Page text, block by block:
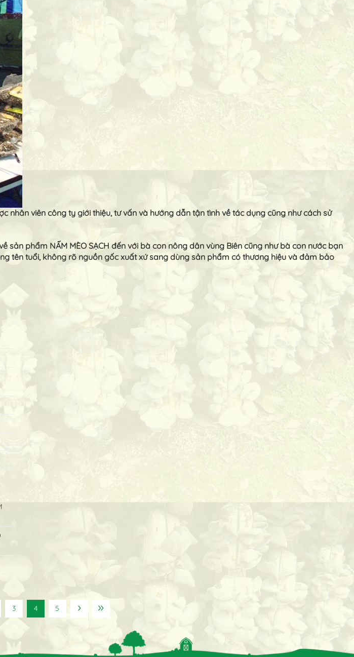
viên công ty giới thiệu, tư vấn và hướng dẫn tận tình về tác dụng cũng như cách sử
phẩm NẤM MÈO SẠCH đến với bà con nông dân vùng Biên cũng như bà con nước bạn
tên tuổi, không rõ nguồn gốc xuất xứ sang dùng sản phẩm có thương hiệu và đảm bảo
3 4 5